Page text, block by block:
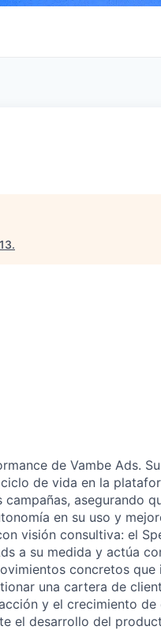
.
de Vambe Ads.
de vida en la
asegurando
en su uso y
visión consultiva: el
a su medida y actúa
concretos que
una cartera de
y el crecimiento de
el desarrollo del